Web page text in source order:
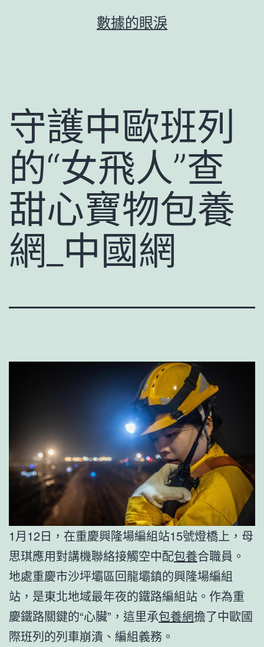
數據的眼淚
守護中歐班列
的“女飛人”查
甜心寶物包養
網_中國網
1月12日，在重慶興隆場編組站15號燈橋上，母
思琪應用對講機聯絡接觸空中配包養合職員。
地處重慶市沙坪壩區回龍壩鎮的興隆場編組
站，是東北地域最年夜的鐵路編組站。作為重
慶鐵路關鍵的“心臟”，這里承包養網擔了中歐國
際班列的列車崩潰、編組義務。